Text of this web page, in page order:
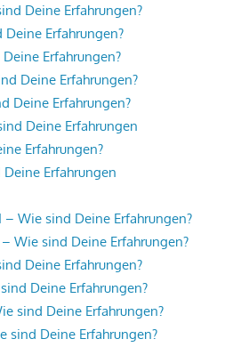
Deine Erfahrungen?
Erfahrungen?
Erfahrungen?
Deine Erfahrungen?
Deine Erfahrungen?
Deine Erfahrungen
Erfahrungen?
Erfahrungen
– Wie sind Deine Erfahrungen?
Wie sind Deine Erfahrungen?
Deine Erfahrungen?
Deine Erfahrungen?
sind Deine Erfahrungen?
sind Deine Erfahrungen?